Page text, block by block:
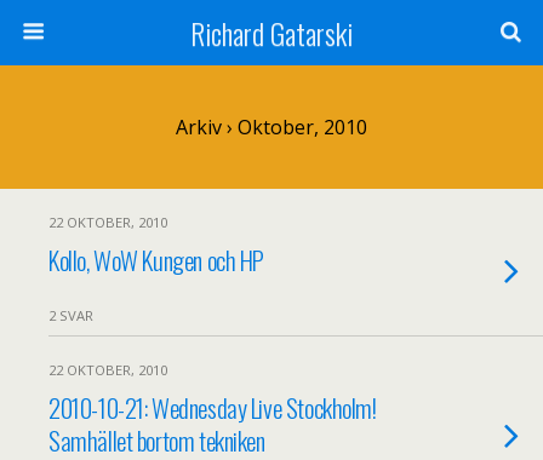
Richard Gatarski
Arkiv › Oktober, 2010
22 OKTOBER, 2010
Kollo, WoW Kungen och HP
2 SVAR
22 OKTOBER, 2010
2010-10-21: Wednesday Live Stockholm!
Samhället bortom tekniken